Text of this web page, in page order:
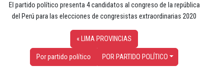
El partido político presenta 4 candidatos al congreso de la república
del Perú para las elecciones de congresistas extraordinarias 2020
« LIMA PROVINCIAS
Por partido político POR PARTIDO POLÍTICO